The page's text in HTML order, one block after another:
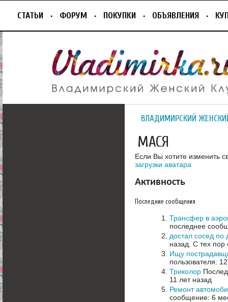
СТАТЬИ ФОРУМ ПОКУПКИ ОБЪЯВЛЕНИЯ
ВЛАДИМИРСКИЙ
МАСЯ
Если Вы хотите изменить
загрузки аватара
Активность
Последние сообщения
Трансфер в
последнее
достал сосед по
назад. С тех пор
Ищу
пользователя:
Триколор
11 лет назад
Ремонт
сообщение: 6